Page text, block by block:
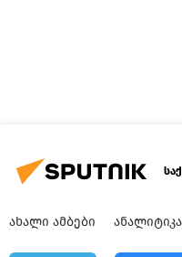
ᲐᲮᲐᲚᲘ ᲐᲛᲑᲔᲑᲘ ᲐᲜᲐᲚᲘᲢᲘᲙᲐ